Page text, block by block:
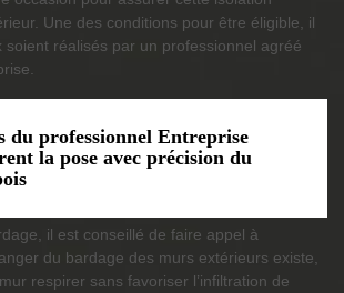
Une des conditions pour être éligible, il
soient réalisés par un professionnel agréé
du professionnel Entreprise
la pose avec précision du
il est conseillé de faire appel à
du bardage des murs extérieurs existe,
respirer sans favoriser l’infiltration de